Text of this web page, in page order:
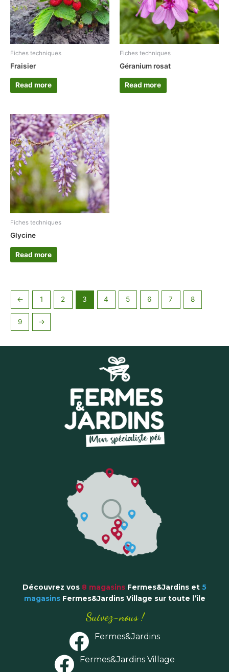
Fiches techniques
Fraisier
Read more
Fiches techniques
Géranium rosat
Read more
Fiches techniques
Glycine
Read more
← 1 2 3 4 5 6 7 8
9 →
Découvrez vos 8 magasins Fermes&Jardins et 5
magasinsFermes&Jardins Village sur toute l’île
Suivez-nous !
Fermes&Jardins
Fermes&Jardins Village